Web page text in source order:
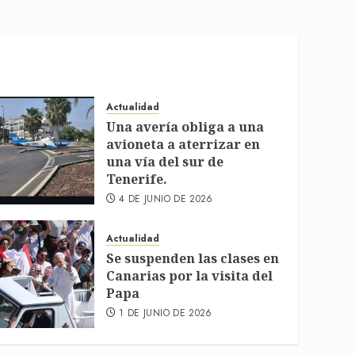
Actualidad
Una avería obliga a una
avioneta a aterrizar en
una vía del sur de
Tenerife.
4 DE JUNIO DE 2026
Actualidad
Se suspenden las clases en
Canarias por la visita del
Papa
1 DE JUNIO DE 2026